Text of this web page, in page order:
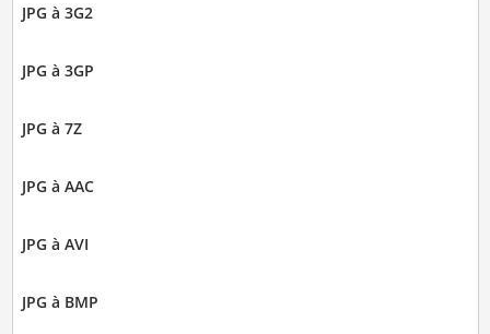
JPG à 3G2
JPG à 3GP
JPG à 7Z
JPG à AAC
JPG à AVI
JPG à BMP